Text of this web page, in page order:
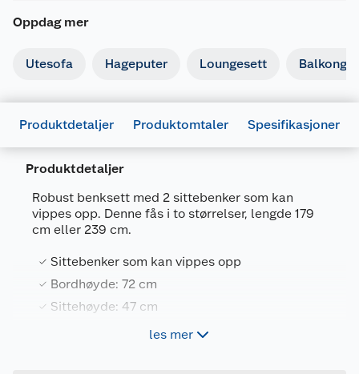
Oppdag mer
Utesofa Hageputer Loungesett
Produktdetaljer Produktomtaler Spesifikasjoner
Produktdetaljer
Robust benksett med 2 sittebenker som kan
vippes opp. Denne fås i to størrelser, lengde 179
cm eller 239 cm.
Sittebenker som kan vippes opp
Bordhøyde: 72 cm
Sittehøyde: 47 cm
I trykkimpregnert matriale
les mer
Artikkelnummer
4743142016008
Leverandørens artikkelnummer
Størrelse
Farge